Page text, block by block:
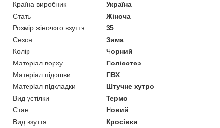
Країна виробник
Україна
Стать
Жіноча
Розмір жіночого взуття
35
Сезон
Зима
Колір
Чорний
Матеріал верху
Поліестер
Матеріал підошви
ПВХ
Матеріал підкладки
Штучне хутро
Вид устілки
Термо
Стан
Новий
Вид взуття
Кросівки